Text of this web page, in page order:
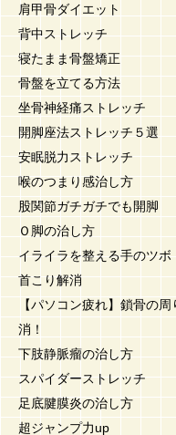
肩甲骨ダイエット
背中ストレッチ
寝たまま骨盤矯正
骨盤を立てる方法
坐骨神経痛ストレッチ
開脚座法ストレッチ５選
安眠脱力ストレッチ
喉のつまり感治し方
股関節ガチガチでも開脚
Ｏ脚の治し方
イライラを整える手のツボ
首こり解消
【パソコン疲れ】鎖骨の
消！
下肢静脈瘤の治し方
スパイダーストレッチ
足底腱膜炎の治し方
超ジャンプ力up